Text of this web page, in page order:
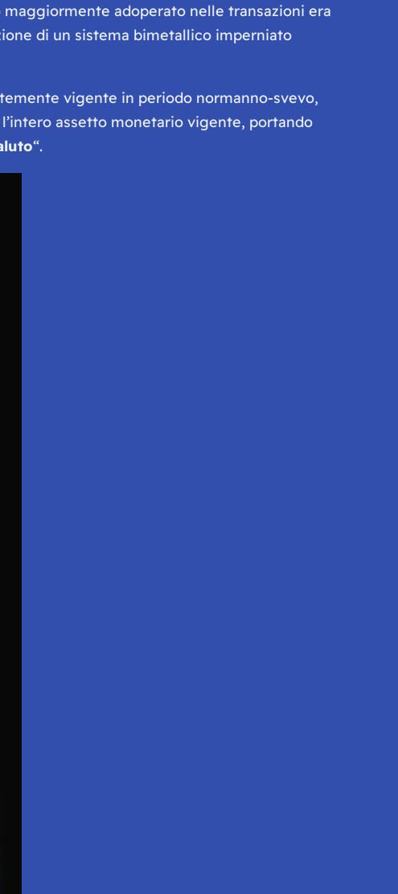
adoperato nelle transazioni era
di un sistema bimetallico imperniato
vigente in periodo normanno-svevo,
assetto monetario vigente, portando
“.